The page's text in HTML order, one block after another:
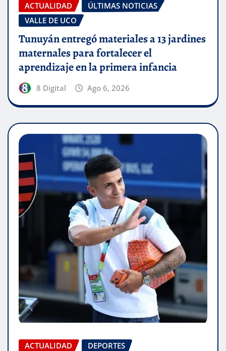
ACTUALIDAD
ÚLTIMAS NOTICIAS
VALLE DE UCO
Tunuyán entregó materiales a 13 jardines
maternales para fortalecer el
aprendizaje en la primera infancia
8 Digital Ago 6, 2026
ACTUALIDAD
DEPORTES